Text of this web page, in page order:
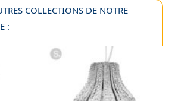
COLLECTIONS DE NOTRE
: